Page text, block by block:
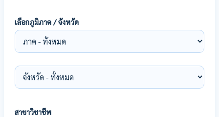
เลือกภูมิภาค / จังหวัด
สาขาวิชาชีพ